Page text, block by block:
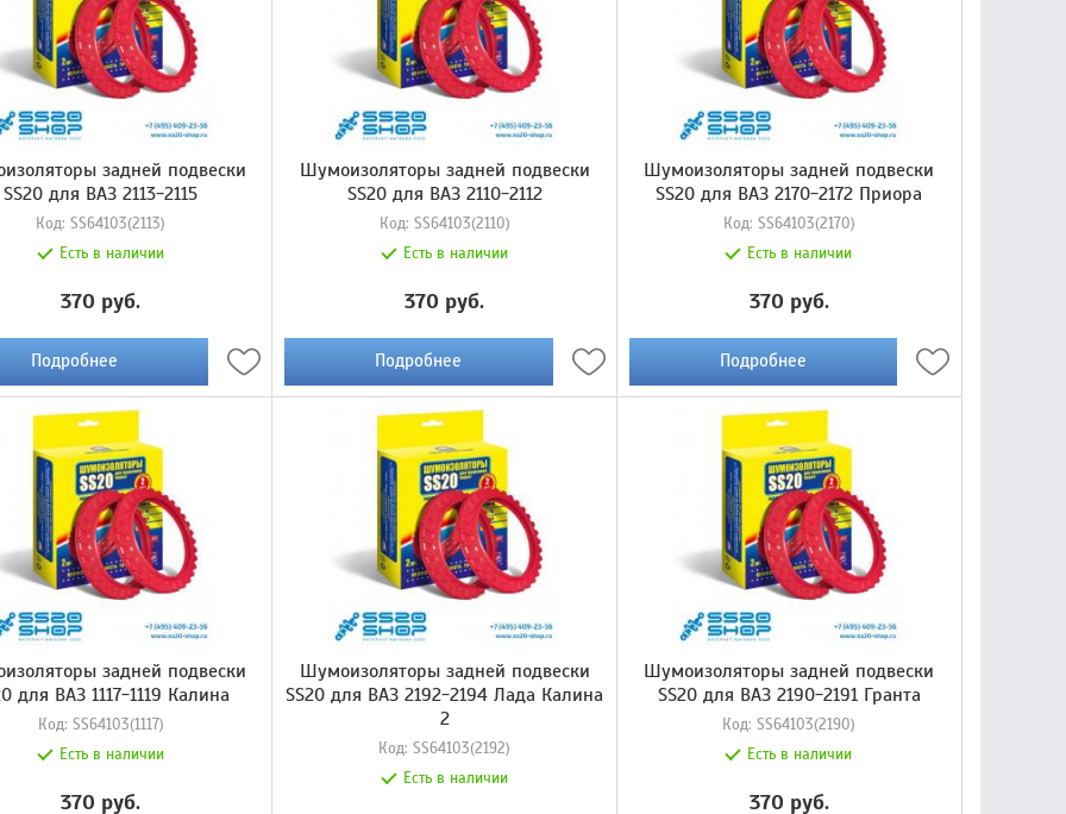
задней подвески
SS20 для ВАЗ 2113-2115
Код:SS64103(2113)
Есть в наличии
370 руб.
Подробнее
Шумоизоляторы задней подвески
SS20 для ВАЗ 2110-2112
Код: SS64103(2110)
Есть в наличии
370 руб.
Подробнее
Шумоизоляторы задней подвески
SS20 для ВАЗ 2170-2172 Приора
Код: SS64103(2170)
Есть в наличии
370 руб.
Подробнее
задней подвески
для ВАЗ 1117-1119 Калина
Код: SS64103(1117)
Есть в наличии
370 руб.
Шумоизоляторы задней подвески
SS20 для ВАЗ 2192-2194 Лада Калина
2
Код:SS64103(2192)
Есть в наличии
Шумоизоляторы задней подвески
SS20 для ВАЗ 2190-2191 Гранта
Код:SS64103(2190)
Есть в наличии
370 руб.